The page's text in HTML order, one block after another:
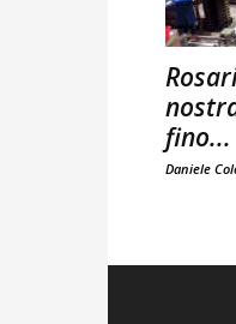
fino...
Daniele